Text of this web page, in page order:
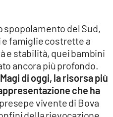
spopolamento del Sud,
e famiglie costrette a
e stabilità, quei bambini
ancora più profondo.
di oggi, la risorsa più
che ha
presepe vivente di Bova